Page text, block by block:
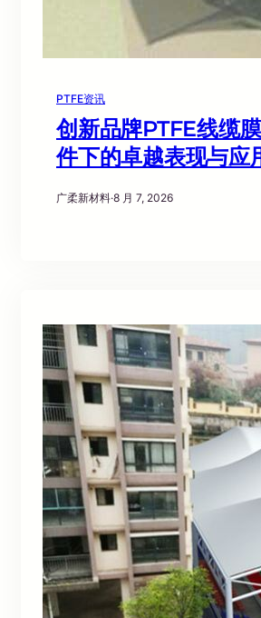
PTFE资讯
创新品牌PTFE线缆
件下的卓越表现与应
广柔新材料·8 月 7, 2026